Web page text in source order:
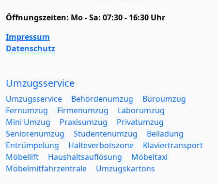
Öffnungszeiten: Mo - Sa: 07:30 - 16:30 Uhr
Impressum
Datenschutz
Umzugsservice
Umzugsservice Behördenumzug
Büroumzug
Fernumzug
Firmenumzug
Laborumzug
Mini Umzug
Praxisumzug
Privatumzug
Seniorenumzug
Studentenumzug
Beiladung
Entrümpelung
Halteverbotszone
Klaviertransport
Möbellift
Haushaltsauflösung
Möbeltaxi
Möbelmitfahrzentrale
Umzugskartons